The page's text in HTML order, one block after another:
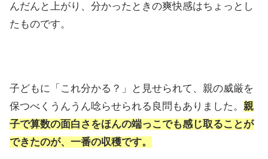
んだんと上がり、分かったときの爽快感はちょっとし
たものです。
子どもに「これ分かる？」と見せられて、親の威厳を
保つべくうんうん唸らせられる良問もありました。 親
子で算数の面白さをほんの端っこでも感じ取ることが
できたのが、一番の収穫です。